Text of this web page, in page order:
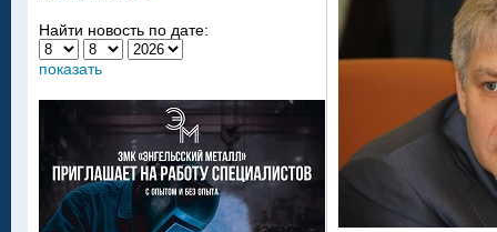
Найти новость по дате:
показать